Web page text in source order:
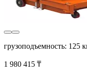
грузоподъемность: 125
1 980 415 ₸